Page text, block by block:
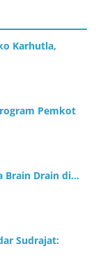
Karhutla,
Pemkot
Brain Drain di…
Sudrajat: